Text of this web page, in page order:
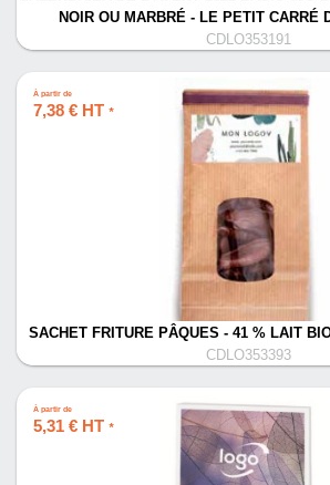
NOIR OU MARBRÉ - LE PETIT CARRÉ
CDLO353191
À partir de
7,38 € HT *
SACHET FRITURE PÂQUES - 41 % LAIT
CDLO353393
À partir de
5,31 € HT *